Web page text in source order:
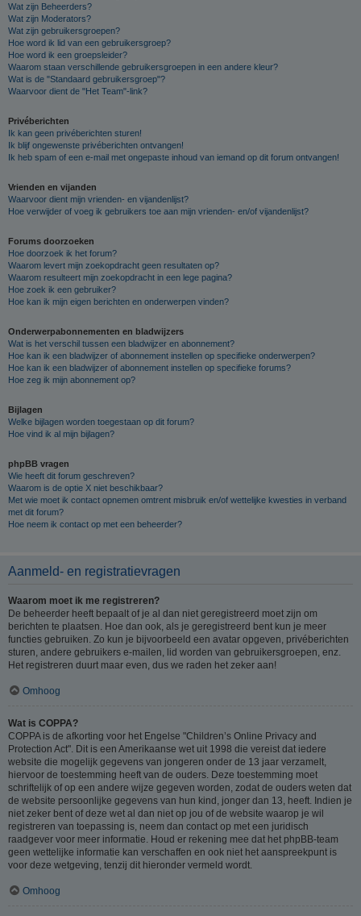
Wat zijn Beheerders?
Wat zijn Moderators?
Wat zijn gebruikersgroepen?
Hoe word ik lid van een gebruikersgroep?
Hoe word ik een groepsleider?
Waarom staan verschillende gebruikersgroepen in een andere kleur?
Wat is de "Standaard gebruikersgroep"?
Waarvoor dient de "Het Team"-link?
Privéberichten
Ik kan geen privéberichten sturen!
Ik blijf ongewenste privéberichten ontvangen!
Ik heb spam of een e-mail met ongepaste inhoud van iemand op dit forum ontvangen!
Vrienden en vijanden
Waarvoor dient mijn vrienden- en vijandenlijst?
Hoe verwijder of voeg ik gebruikers toe aan mijn vrienden- en/of vijandenlijst?
Forums doorzoeken
Hoe doorzoek ik het forum?
Waarom levert mijn zoekopdracht geen resultaten op?
Waarom resulteert mijn zoekopdracht in een lege pagina?
Hoe zoek ik een gebruiker?
Hoe kan ik mijn eigen berichten en onderwerpen vinden?
Onderwerpabonnementen en bladwijzers
Wat is het verschil tussen een bladwijzer en abonnement?
Hoe kan ik een bladwijzer of abonnement instellen op specifieke onderwerpen?
Hoe kan ik een bladwijzer of abonnement instellen op specifieke forums?
Hoe zeg ik mijn abonnement op?
Bijlagen
Welke bijlagen worden toegestaan op dit forum?
Hoe vind ik al mijn bijlagen?
phpBB vragen
Wie heeft dit forum geschreven?
Waarom is de optie X niet beschikbaar?
Met wie moet ik contact opnemen omtrent misbruik en/of wettelijke kwesties in verband
met dit forum?
Hoe neem ik contact op met een beheerder?
Aanmeld- en registratievragen
Waarom moet ik me registreren?
De beheerder heeft bepaalt of je al dan niet geregistreerd moet zijn om
berichten te plaatsen. Hoe dan ook, als je geregistreerd bent kun je meer
functies gebruiken. Zo kun je bijvoorbeeld een avatar opgeven, privéberichten
sturen, andere gebruikers e-mailen, lid worden van gebruikersgroepen, enz.
Het registreren duurt maar even, dus we raden het zeker aan!
Omhoog
Wat is COPPA?
COPPA is de afkorting voor het Engelse "Children’s Online Privacy and
Protection Act". Dit is een Amerikaanse wet uit 1998 die vereist dat iedere
website die mogelijk gegevens van jongeren onder de 13 jaar verzamelt,
hiervoor de toestemming heeft van de ouders. Deze toestemming moet
schriftelijk of op een andere wijze gegeven worden, zodat de ouders weten dat
de website persoonlijke gegevens van hun kind, jonger dan 13, heeft. Indien je
niet zeker bent of deze wet al dan niet op jou of de website waarop je wil
registreren van toepassing is, neem dan contact op met een juridisch
raadgever voor meer informatie. Houd er rekening mee dat het phpBB-team
geen wettelijke informatie kan verschaffen en ook niet het aanspreekpunt is
voor deze wetgeving, tenzij dit hieronder vermeld wordt.
Omhoog